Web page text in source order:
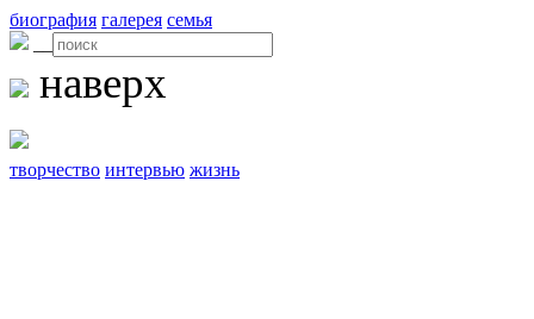
биография галерея семья
наверх
творчество интервью жизнь